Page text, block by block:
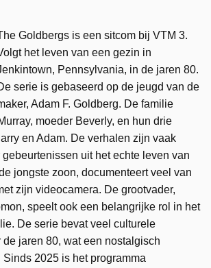
Goldbergs is een sitcom bij VTM 3.
het leven van een gezin in
Pennsylvania, in de jaren 80.
serie is gebaseerd op de jeugd van de
Adam F. Goldberg. De familie
moeder Beverly, en hun drie
en Adam. De verhalen zijn vaak
uit het echte leven van
jongste zoon, documenteert veel van
zijn videocamera. De grootvader,
speelt ook een belangrijke rol in het
De serie bevat veel culturele
jaren 80, wat een nostalgisch
2025 is het programma